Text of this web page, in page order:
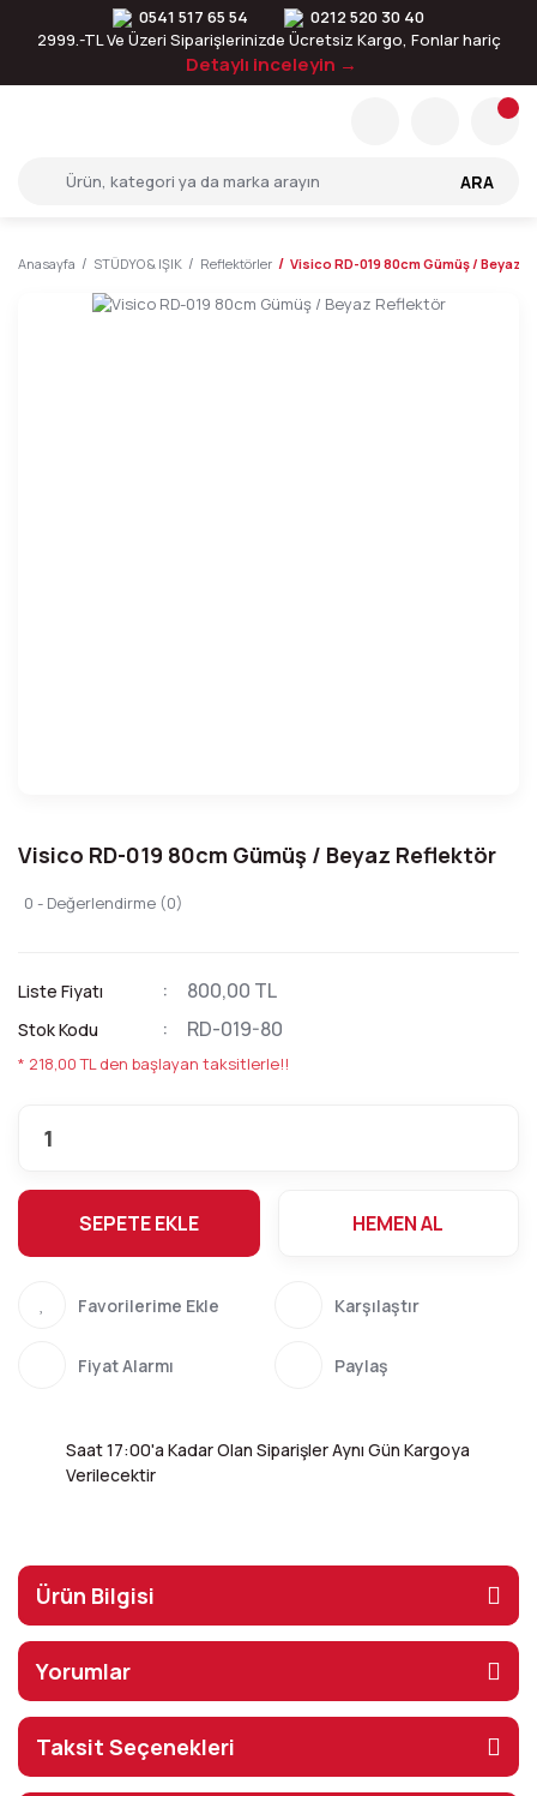
0541 517 65 54
0212 520 30 40
2999.-TL Ve Üzeri Siparişlerinizde Ücretsiz Kargo, Fonlar hariç
Detaylı inceleyin →
ARA
Anasayfa STÜDYO & IŞIK Reflektörler Visico RD-019 80cm Gümüş / Beyaz
Visico RD-019 80cm Gümüş / Beyaz Reflektör
0 - Değerlendirme (0)
Liste Fiyatı 800,00 TL
Stok Kodu RD-019-80
* 218,00 TL den başlayan taksitlerle!!
SEPETE EKLE HEMEN AL
Karşılaştır
Fiyat Alarmı Paylaş
Saat 17:00'a Kadar Olan Siparişler Aynı Gün Kargoya
Verilecektir
Ürün Bilgisi
Yorumlar
Taksit Seçenekleri